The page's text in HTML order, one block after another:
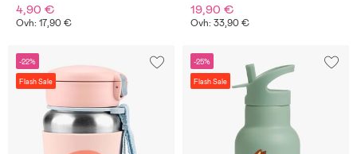
4,90 €
Ovh: 17,90 €
19,90 €
Ovh: 33,90 €
-22%
Flash Sale
-25%
Flash Sale